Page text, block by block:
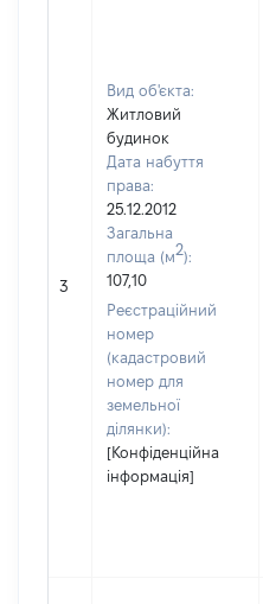
3
Вид об'єкта:
Житловий
будинок
Дата набуття
права:
25.12.2012
Загальна
площа (м2):
107,10
Реєстраційний
номер
(кадастровий
номер для
земельної
ділянки):
[Конфіденційна
інформація]